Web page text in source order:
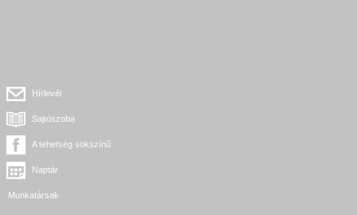
Hírlevél
Sajtószoba
A tehetség sokszínű
Naptár
Munkatársak